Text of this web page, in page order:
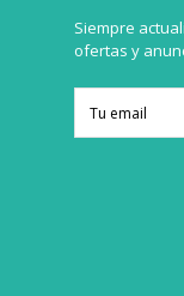
Siempre
ofertas y